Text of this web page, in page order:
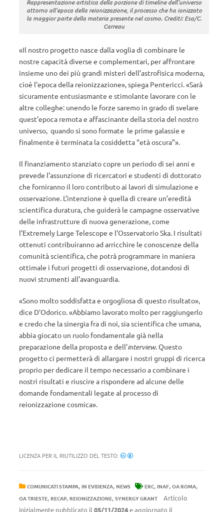
Rappresentazione artistica della porzione di timeline dell’universo
attorno all’epoca della reionizzazione, il processo che ha ionizzato
la maggior parte della materia presente nel cosmo. Crediti: Esa/C.
Carreau
«Il nostro progetto nasce dalla voglia di combinare le
nostre capacità diverse e complementari, per affrontare
insieme uno dei più grandi misteri dell’astrofisica moderna,
cioè l’epoca della reionizzazione», spiega Pentericci. «Sarà
sicuramente entusiasmante e stimolante lavorare con le
altre colleghe: unendo le forze saremo in grado di svelare
quest’epoca remota e affascinante della storia del nostro
universo, quando si sono formate le prime galassie e
finalmente è terminata la cosiddetta “età oscura”».
Il finanziamento stanziato copre un periodo di sei anni e
prevede l’assunzione di ricercatori e studenti di dottorato
che forniranno il loro contributo ai lavori di simulazione e
osservazione. L’intenzione è quella di creare un’eredità
scientifica duratura, che guiderà le campagne osservative
delle infrastrutture di nuova generazione, come
l’Extremely Large Telescope e l’Osservatorio Ska. I risultati
ottenuti contribuiranno ad arricchire le conoscenze della
comunità scientifica, che potrà programmare in maniera
ottimale i futuri progetti di osservazione, dotandosi di
nuovi strumenti all’avanguardia.
«Sono molto soddisfatta e orgogliosa di questo risultato»,
dice D’Odorico. «Abbiamo lavorato molto per raggiungerlo
e credo che la sinergia fra di noi, sia scientifica che umana,
abbia giocato un ruolo fondamentale già nella
preparazione della proposta e dell’interview. Questo
progetto ci permetterà di allargare i nostri gruppi di ricerca
proprio per dedicare il tempo necessario a combinare i
nostri risultati e riuscire a rispondere ad alcune delle
domande fondamentali legate al processo di
reionizzazione cosmica».
LICENZA PER IL RIUTILIZZO DEL TESTO:
COMUNICATI STAMPA, IN EVIDENZA, NEWS ERC, INAF, OA ROMA,
OA TRIESTE, RECAP, REIONIZZAZIONE, SYNERGY GRANT
Articolo
inizialmente pubblicato il 05/11/2024e aggiornato il